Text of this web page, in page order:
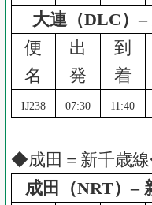
大連（DLC）–
便
名
出
発
到
着
IJ238 07:30 11:40
◆成田＝新千歳
成田（NRT）–